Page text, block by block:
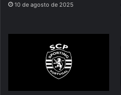
10 de agosto de 2025